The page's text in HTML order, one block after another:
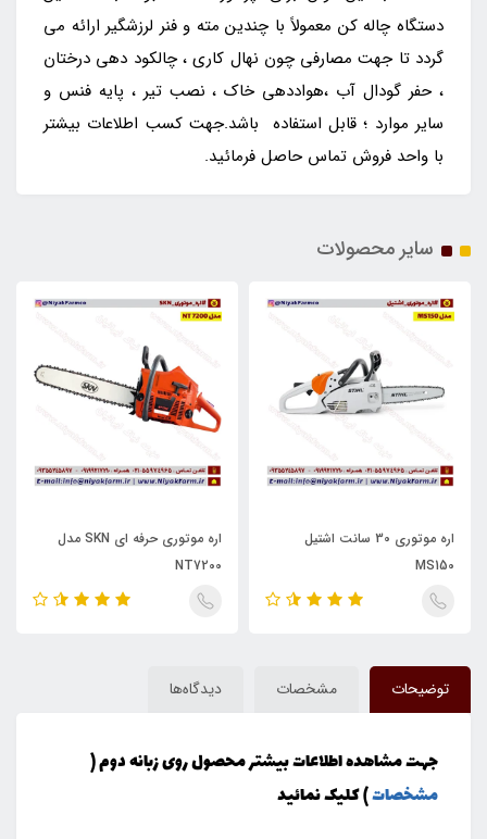
دستگاه چاله کن معمولاً با چندین مته و فنر لرزشگیر ارائه می
گردد تا جهت مصارفی چون نهال کاری ، چالکود دهی درختان
، حفر گودال آب ،هواددهی خاک ، نصب تیر ، پایه فنس و
سایر موارد ؛ قابل استفاده باشد.جهت کسب اطلاعات بیشتر
با واحد فروش تماس حاصل فرمائید.
سایر محصولات
اره موتوری 30 سانت اشتیل
MS150
اره موتوری حرفه ای SKN مدل
NT7200
توضیحات مشخصات دیدگاه‌ها
جهت مشاهده اطلاعات بیشتر محصول روی زبانه دوم (
مشخصات) کلیک نمائید